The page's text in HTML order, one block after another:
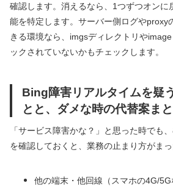
確認します。消えるなら、1つずつオンに
能を特定します。サーバー側ログやproxy
きる環境なら、imgsディレクトリや
ックされていないかもチェックします。
Bing障害リアルタイムを疑
とと、ダメな時の代替案ま
「サービス障害かな？」と思った時でも
を確認しておくと、業務の止まり方がまっ
他の端末・他回線（スマホの4G/